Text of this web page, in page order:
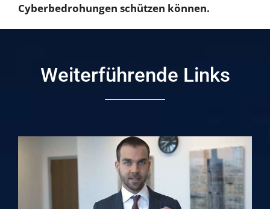
Cyberbedrohungen schützen können.
Weiterführende Links